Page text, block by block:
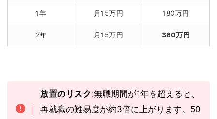
1年 月15万円 180万円
2年 月15万円 360万円
放置のリスク :無職期間が1年を超えると、
再就職の難易度が約3倍に上がります。50